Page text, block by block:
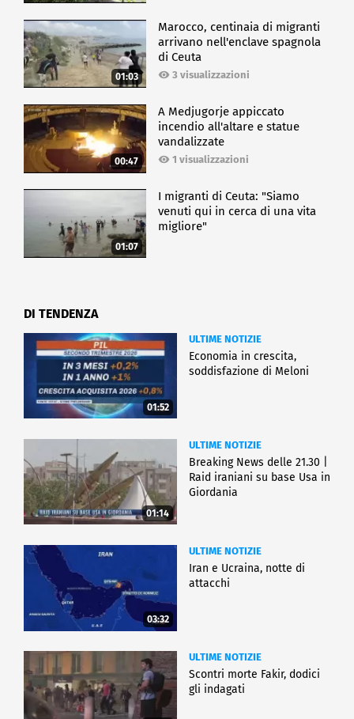
01:03
Marocco, centinaia di migranti
arrivano nell'enclave spagnola
di Ceuta
3 visualizzazioni
00:47
A Medjugorje appiccato
incendio all'altare e statue
vandalizzate
1 visualizzazioni
01:07
I migranti di Ceuta: "Siamo
venuti qui in cerca di una vita
migliore"
DI TENDENZA
01:52
ULTIME NOTIZIE
Economia in crescita,
soddisfazione di Meloni
01:14
ULTIME NOTIZIE
Breaking News delle 21.30 |
Raid iraniani su base Usa in
Giordania
03:32
ULTIME NOTIZIE
Iran e Ucraina, notte di
attacchi
ULTIME NOTIZIE
Scontri morte Fakir, dodici
gli indagati